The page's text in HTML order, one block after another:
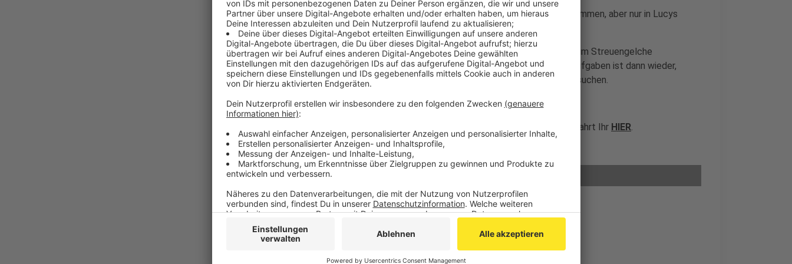
Die jungen Bewerberinnen haben alle eine Pralinenschachtel bekommen, aber nur in Lucys
Exemplar war der Engel versteckt, durch den die Wahl auf sie fiel.
Bei der nächsten Roskirmes Anfang Juli wird Lucy dann offiziell zum Streuengelche
proklamiert und bekommt ihr Krönchen. Eine ihrer traditionellen Aufgaben ist dann wieder,
Bonbons zu verteilen, außerdem wird sie wieder ein Altenheim besuchen.
Die Roskirmes in Aachen beginnt am 5.7.
Mehr über die Tradition, die hinter dem Streuengelche steckt, erfahrt Ihr HIER.
Anzeige
©Verein Streuengelche van de Rues
Das Roskapellchen in Aachen.